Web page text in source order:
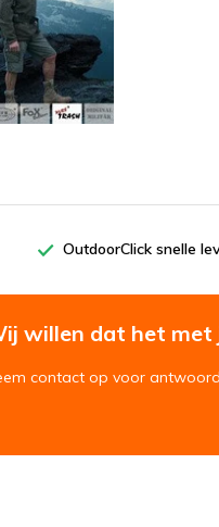
OutdoorClick snelle
willen dat het met
contact op voor